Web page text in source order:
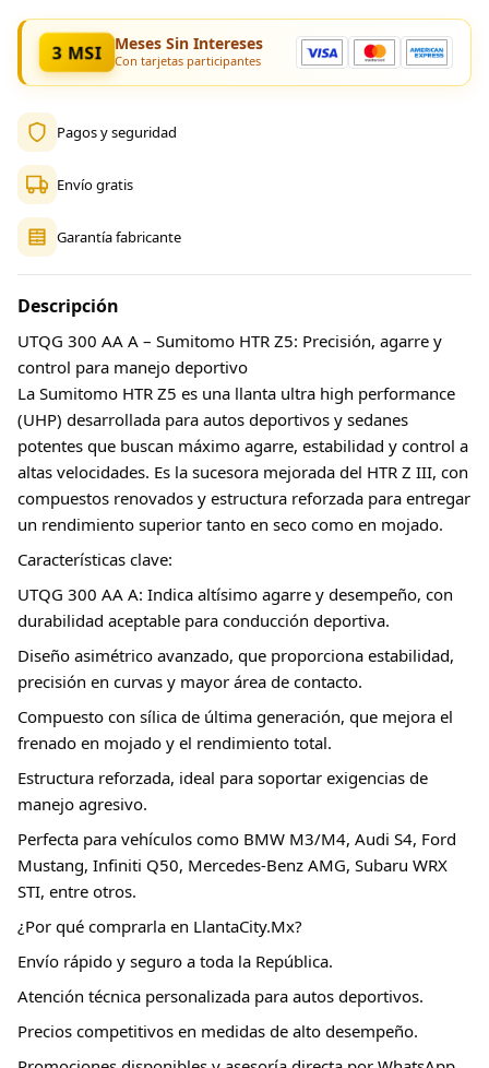
3 MSI Meses Sin Intereses
Con tarjetas participantes
Pagos y seguridad
Envío gratis
Garantía fabricante
Descripción
UTQG 300 AA A – Sumitomo HTR Z5: Precisión, agarre y
control para manejo deportivo
La Sumitomo HTR Z5 es una llanta ultra high performance
(UHP) desarrollada para autos deportivos y sedanes
potentes que buscan máximo agarre, estabilidad y control a
altas velocidades. Es la sucesora mejorada del HTR Z III, con
compuestos renovados y estructura reforzada para entregar
un rendimiento superior tanto en seco como en mojado.
Características clave:
UTQG 300 AA A: Indica altísimo agarre y desempeño, con
durabilidad aceptable para conducción deportiva.
Diseño asimétrico avanzado, que proporciona estabilidad,
precisión en curvas y mayor área de contacto.
Compuesto con sílica de última generación, que mejora el
frenado en mojado y el rendimiento total.
Estructura reforzada, ideal para soportar exigencias de
manejo agresivo.
Perfecta para vehículos como BMW M3/M4, Audi S4, Ford
Mustang, Infiniti Q50, Mercedes-Benz AMG, Subaru WRX
STI, entre otros.
¿Por qué comprarla en LlantaCity.Mx?
Envío rápido y seguro a toda la República.
Atención técnica personalizada para autos deportivos.
Precios competitivos en medidas de alto desempeño.